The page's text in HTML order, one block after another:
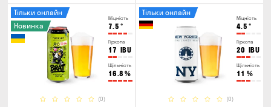
Міцність
7.5 °
Гіркота
17 IBU
Щільність
16.8 %
(0)
Тільки онлайн
Новинка
Міцність
4.5 °
Гіркота
20 IBU
Щільність
11 %
(0)
Тільки онлайн